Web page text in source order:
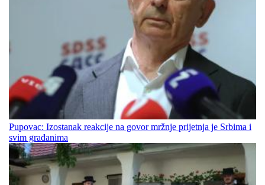
Pupovac: Izostanak reakcije na govor mržnje prijetnja je Srbima i
svim građanima